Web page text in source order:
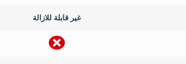
غير قابلة للازالة